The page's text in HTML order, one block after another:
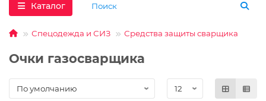
Каталог
Спецодежда и СИЗ Средства защиты сварщика
Очки газосварщика